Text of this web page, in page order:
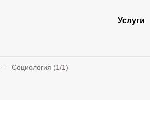
Услуги
- Социология (1/1)